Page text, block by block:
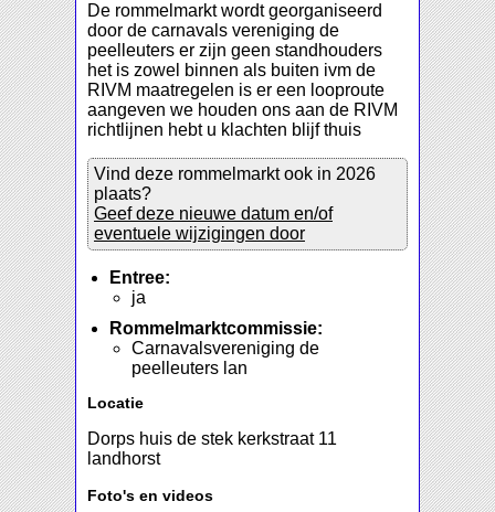
De rommelmarkt wordt georganiseerd
door de carnavals vereniging de
peelleuters er zijn geen standhouders
het is zowel binnen als buiten ivm de
RIVM maatregelen is er een looproute
aangeven we houden ons aan de RIVM
richtlijnen hebt u klachten blijf thuis
Vind deze rommelmarkt ook in 2026
plaats?
Geef deze nieuwe datum en/of
eventuele wijzigingen door
Entree:
ja
Rommelmarktcommissie:
Carnavalsvereniging de
peelleuters lan
Locatie
Dorps huis de stek kerkstraat 11
landhorst
Foto's en videos